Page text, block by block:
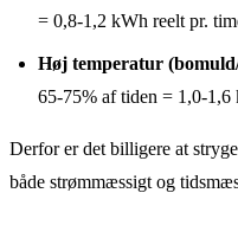
= 0,8-1,2 kWh reelt pr.
Høj temperatur
65-75% af tiden = 1,0-1,6
Derfor er det billigere at
både strømmæssigt og